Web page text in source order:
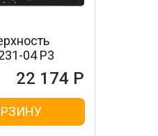
04 Р3
22 174 Р